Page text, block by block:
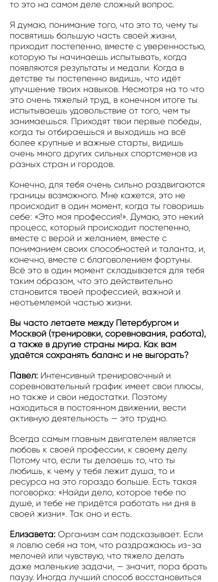
то это на самом деле сложный вопрос.
Я думаю, понимание того, что это то, чему ты
посвятишь большую часть своей жизни,
приходит постепенно, вместе с уверенностью,
которую ты начинаешь испытывать, когда
появляются результаты и медали. Когда в
детстве ты постепенно видишь, что идёт
улучшение твоих навыков. Несмотря на то что
это очень тяжелый труд, в конечном итоге ты
испытываешь удовольствие от того, чем ты
занимаешься. Приходят твои первые победы,
когда ты отбираешься и выходишь на всё
более крупные и важные старты, видишь
очень много других сильных спортсменов из
разных стран и городов.
Конечно, для тебя очень сильно раздвигаются
границы возможного. Мне кажется, это не
происходит в один момент, когда ты говоришь
себе: «Это моя профессия!». Думаю, это некий
процесс, который происходит постепенно,
вместе с верой и желанием, вместе с
пониманием своих способностей и таланта, и,
конечно, вместе с благоволением фортуны.
Всё это в один момент складывается для тебя
таким образом, что это действительно
становится твоей профессией, важной и
неотъемлемой частью жизни.
Вы часто летаете между Петербургом и
Москвой (тренировки, соревнования, работа),
а также в другие страны мира. Как вам
удаётся сохранять баланс и не выгорать?
Павел: Интенсивный тренировочный и
соревновательный график имеет свои плюсы,
но также и свои недостатки. Поэтому
находиться в постоянном движении, вести
активную деятельность — это трудно.
Всегда самым главным двигателем является
любовь к своей профессии, к своему делу.
Потому что, если ты делаешь то, что ты
любишь, к чему у тебя лежит душа, то и
ресурса на это гораздо больше. Есть такая
поговорка: «Найди дело, которое тебе по
душе, и тебе не придётся работать ни дня в
своей жизни». Так оно и есть.
Елизавета: Организм сам подсказывает. Если
я ловлю себя на том, что раздражаюсь из-за
мелочей или чувствую, что тяжело делать
даже маленькие задачи, — значит, пора брать
паузу. Иногда лучший способ восстановиться